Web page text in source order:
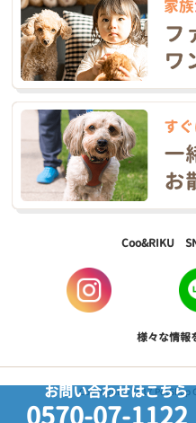
お問い合わせはこちら
0570-07-1122
Coo&RIKU
様々な情報
Copyright © 2017 PetShop